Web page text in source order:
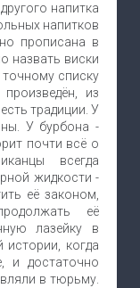
напитка
напитков
прописана в
назвать виски
точному списку
из
традиции. У
У бурбона -
почти всё о
всегда
жидкости -
её законом,
её
лазейку в
истории, когда
и достаточно
в тюрьму.